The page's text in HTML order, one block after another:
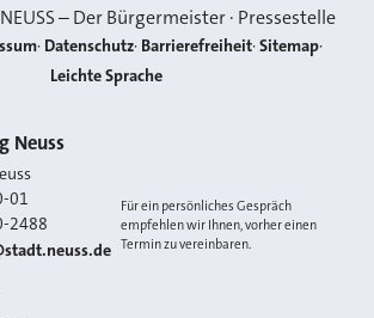
NEUSS – Der Bürgermeister · Pressestelle
Datenschutz Barrierefreiheit Sitemap
Leichte Sprache
Neuss
01
2488
Für ein persönliches Gespräch
empfehlen wir Ihnen, vorher einen
Termin zu vereinbaren.